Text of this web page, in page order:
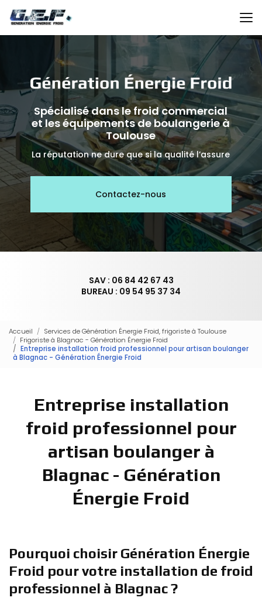
au
contenu
principal
Spécialisé dans le froid commercial
et les équipements de boulangerie à
Toulouse
La réputation ne dure que si la qualité l’assure
Contactez-nous
SAV : 06 84 42 67 43
BUREAU : 09 54 95 37 34
Accueil
Services de Génération Énergie Froid, frigoriste à Toulouse
Frigoriste à Blagnac - Génération Énergie Froid
Entreprise installation froid professionnel pour artisan boulanger
à Blagnac - Génération Énergie Froid
Entreprise installation
froid professionnel pour
artisan boulanger à
Blagnac - Génération
Énergie Froid
Pourquoi choisir Génération Énergie
Froid pour votre installation de froid
professionnel à Blagnac ?